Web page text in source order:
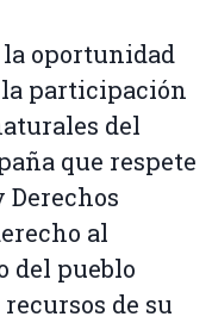
oportunidad
la participación
del
que respete
al
del pueblo
de su